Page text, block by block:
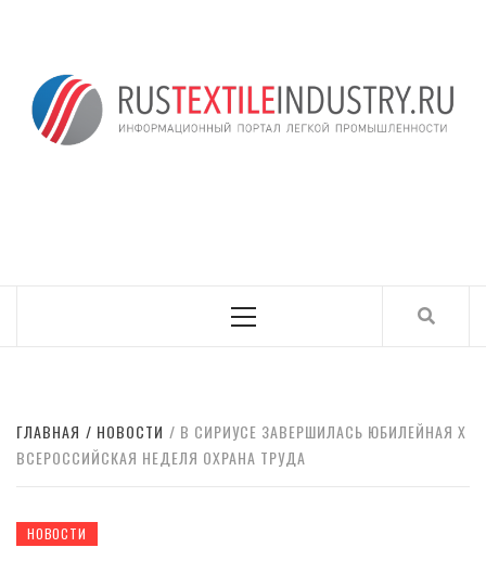
Menu
ГЛАВНАЯ НОВОСТИ
В СИРИУСЕ ЗАВЕРШИЛАСЬ ЮБИЛЕЙНАЯ X
ВСЕРОССИЙСКАЯ НЕДЕЛЯ ОХРАНА ТРУДА
НОВОСТИ